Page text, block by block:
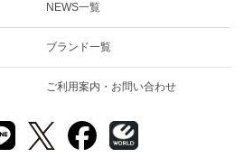
NEWS一覧
ブランド一覧
ご利用案内・お問い合わせ